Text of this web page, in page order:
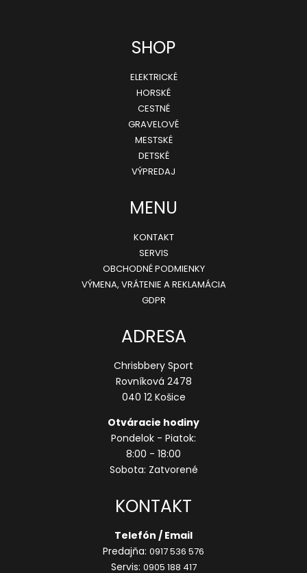
SHOP
ELEKTRICKÉ
HORSKÉ
CESTNÉ
GRAVELOVÉ
MESTSKÉ
DETSKÉ
VÝPREDAJ
MENU
KONTAKT
SERVIS
OBCHODNÉ PODMIENKY
VÝMENA, VRÁTENIE A REKLAMÁCIA
GDPR
ADRESA
Chrisbbery Sport
Rovníková 2478
040 12 Košice
Otváracie hodiny
Pondelok - Piatok:
8:00 - 18:00
Sobota: Zatvorené
KONTAKT
Telefón / Email
Predajňa: 0917 536 576
Servis: 0905 188 417